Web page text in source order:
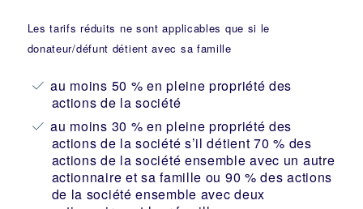
Les tarifs réduits ne sont applicables que si le
donateur/défunt détient avec sa famille
au moins 50 % en pleine propriété des
actions de la société
au moins 30 % en pleine propriété des
actions de la société s’il détient 70 % des
actions de la société ensemble avec un autre
actionnaire et sa famille ou 90 % des actions
de la société ensemble avec deux